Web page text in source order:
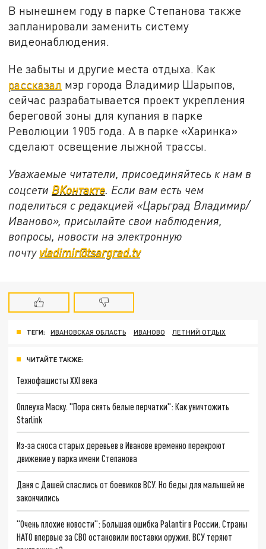
В нынешнем году в парке Степанова также
запланировали заменить систему
видеонаблюдения.
Не забыты и другие места отдыха. Как
рассказал мэр города Владимир Шарыпов,
сейчас разрабатывается проект укрепления
береговой зоны для купания в парке
Революции 1905 года. А в парке «Харинка»
сделают освещение лыжной трассы.
Уважаемые читатели, присоединяйтесь к нам в
соцсети ВКонтакте . Если вам есть чем
поделиться с редакцией «Царьград Владимир/
Иваново», присылайте свои наблюдения,
вопросы, новости на электронную
почту vladimir@tsargrad.tv
ТЕГИ: ИВАНОВСКАЯ ОБЛАСТЬ ИВАНОВО ЛЕТНИЙ ОТДЫХ
ЧИТАЙТЕ ТАКЖЕ:
Технофашисты XXI века
Оплеуха Маску. "Пора снять белые перчатки": Как уничтожить
Starlink
Из-за сноса старых деревьев в Иванове временно перекроют
движение у парка имени Степанова
Даня с Дашей спаслись от боевиков ВСУ. Но беды для малышей не
закончились
"Очень плохие новости": Большая ошибка Palantir в России. Страны
НАТО впервые за СВО остановили поставки оружия. ВСУ теряют